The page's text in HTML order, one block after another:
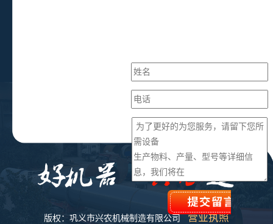
版权：巩义市兴农机械制造有限公司 营业执照